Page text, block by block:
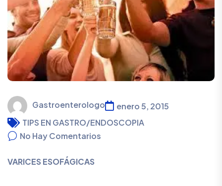
Gastroenterologo
enero 5, 2015
TIPS EN GASTRO/ENDOSCOPIA
No Hay Comentarios
VARICES ESOFÁGICAS